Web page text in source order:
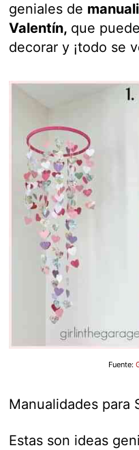
geniales de
Valentín, que
decorar y ¡todo se
Fuente:
Manualidades para
Estas son ideas